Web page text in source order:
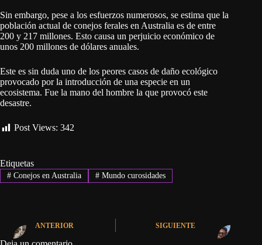
Sin embargo, pese a los esfuerzos numerosos, se estima que la
población actual de conejos ferales en Australia es de entre
200 y 217 millones. Esto causa un perjuicio económico de
unos 200 millones de dólares anuales.
Este es sin duda uno de los peores casos de daño ecológico
provocado por la introducción de una especie en un
ecosistema. Fue la mano del hombre la que provocó este
desastre.
Post Views: 342
Etiquetas
#Conejos en Australia #Mundo curosidades
ANTERIOR SIGUIENTE